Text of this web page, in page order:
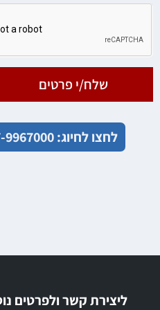
שלח/י פרטים
לחצו לחיוג: 077-9967000
ליצירת קשר ולפרטים